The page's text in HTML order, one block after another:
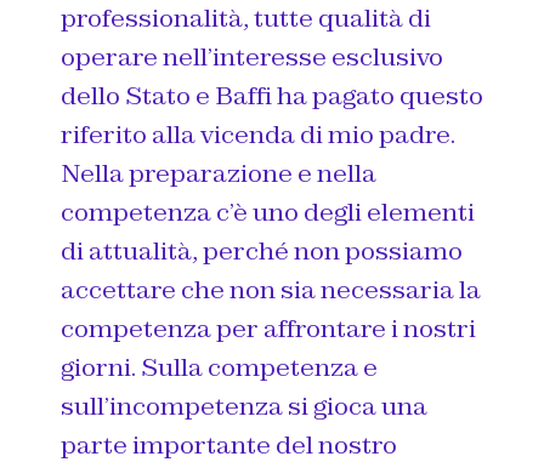
professionalità, tutte qualità di
operare nell’interesse esclusivo
dello Stato e Baffi ha pagato questo
riferito alla vicenda di mio padre.
Nella preparazione e nella
competenza c’è uno degli elementi
di attualità, perché non possiamo
accettare che non sia necessaria la
competenza per affrontare i nostri
giorni. Sulla competenza e
sull’incompetenza si gioca una
parte importante del nostro